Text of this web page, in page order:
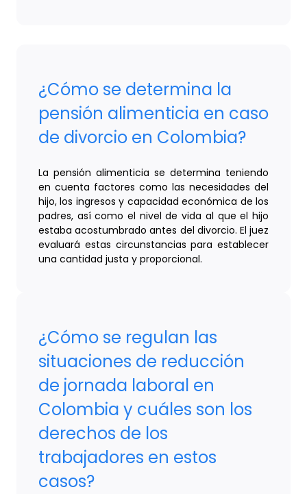
¿Cómo se determina la
pensión alimenticia en caso
de divorcio en Colombia?
La pensión alimenticia se determina teniendo
en cuenta factores como las necesidades del
hijo, los ingresos y capacidad económica de los
padres, así como el nivel de vida al que el hijo
estaba acostumbrado antes del divorcio. El juez
evaluará estas circunstancias para establecer
una cantidad justa y proporcional.
¿Cómo se regulan las
situaciones de reducción
de jornada laboral en
Colombia y cuáles son los
derechos de los
trabajadores en estos
casos?